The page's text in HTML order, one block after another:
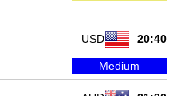
20:40
USD
Medium